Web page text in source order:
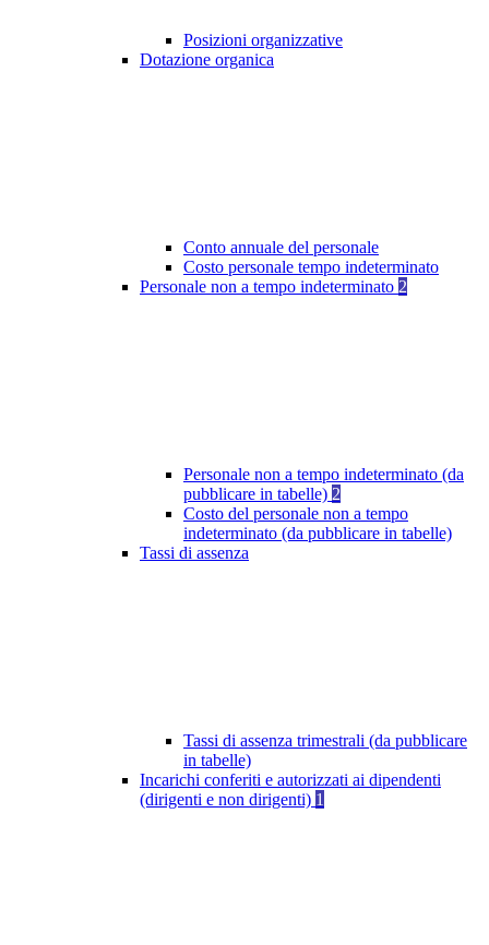
Posizioni organizzative
Dotazione organica
Conto annuale del personale
Costo personale tempo indeterminato
Personale non a tempo indeterminato 2
Personale non a tempo indeterminato (da
pubblicare in tabelle) 2
Costo del personale non a tempo
indeterminato (da pubblicare in tabelle)
Tassi di assenza
Tassi di assenza trimestrali (da pubblicare
in tabelle)
Incarichi conferiti e autorizzati ai dipendenti
(dirigenti e non dirigenti) 1